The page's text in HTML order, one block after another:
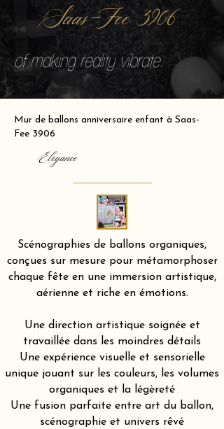
Saas-Fee 3906
of making reality vibrate.
Mur de ballons anniversaire enfant à Saas-
Fee 3906
Elegance
Scénographies de ballons organiques,
conçues sur mesure pour métamorphoser
chaque fête en une immersion artistique,
aérienne et riche en émotions.
Une direction artistique soignée et
travaillée dans les moindres détails
Une expérience visuelle et sensorielle
unique jouant sur les couleurs, les volumes
organiques et la légèreté
Une fusion parfaite entre art du ballon,
scénographie et univers rêvé